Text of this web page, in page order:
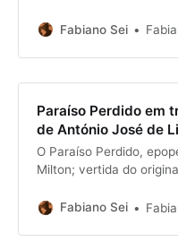
talento que enterrado
Morte o fio, do qual
Sumo Ser que os
Fabiano Sei
Paraíso Perdido em
de António José de
O Paraíso Perdido,
Milton; vertida do
José de Lima Leitão.
Fabiano Sei